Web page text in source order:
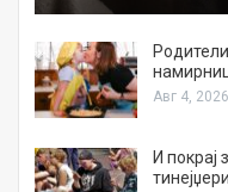
Авг 4, 2026
И покрај